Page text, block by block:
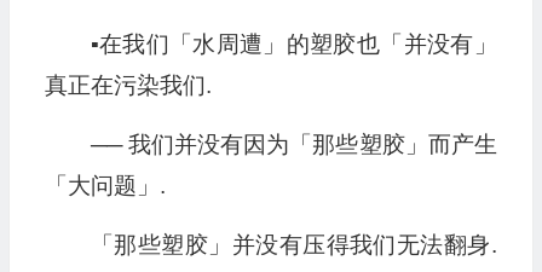
▪︎在我们「水周遭」的塑胶也「并没有」
真正在污染我们.
── 我们并没有因为「那些塑胶」而产生
「大问题」.
「那些塑胶」并没有压得我们无法翻身.